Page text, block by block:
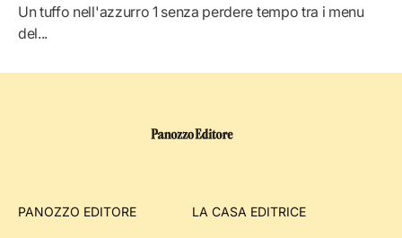
Un tuffo nell'azzurro 1 senza perdere tempo tra i menu
del...
PANOZZO EDITORE LA CASA EDITRICE